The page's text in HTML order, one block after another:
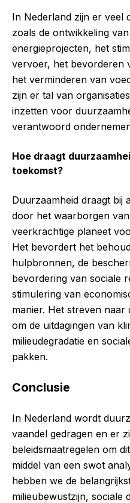
In Nederland zijn er veel
zoals de ontwikkeling
energieprojecten, het
vervoer, het bevorderen
het verminderen van
zijn er tal van
inzetten voor
verantwoord
Hoe draagt
toekomst?
Duurzaamheid draagt bij
door het waarborgen
veerkrachtige planeet
Het bevordert het
hulpbronnen, de
bevordering van sociale
stimulering van
manier. Het streven naar
om de uitdagingen van
milieudegradatie en
pakken.
Conclusie
In Nederland wordt
vaandel gedragen en er
beleidsmaatregelen om
middel van een swot
hebben we de
milieubewustzijn, sociale